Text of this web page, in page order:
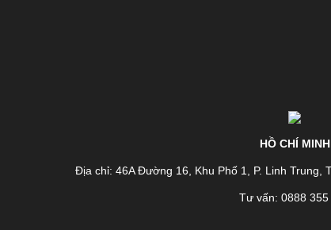
HỒ CHÍ MINH
Địa chỉ: 46A Đường 16, Khu Phố 1, P. Linh Trung,
Tư vấn: 0888 355